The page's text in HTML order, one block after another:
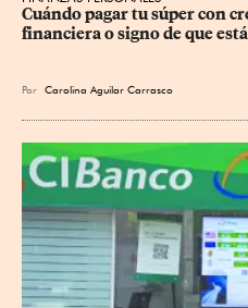
Cuándo pagar tu súper con
financiera o signo de que
Por Carolina Aguilar Carrasco